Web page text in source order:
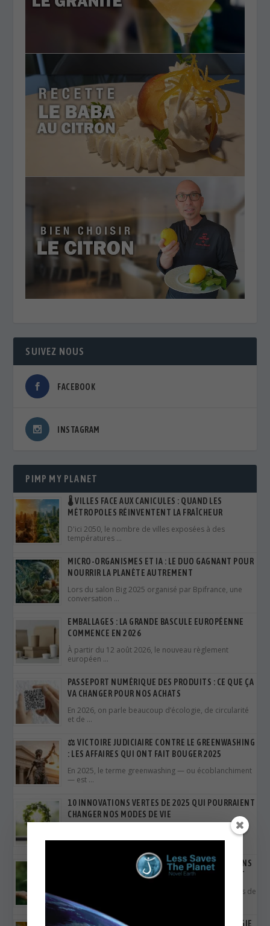
SUIVEZ NOUS
FACEBOOK
INSTAGRAM
PIMP MY PLANET
🌡️ VILLES FACE AUX CANICULES : QUAND LES
MÉTROPOLES RÉINVENTENT LA FRAÎCHEUR
D'ici 2050, le nombre de villes exposées à des
températures …
MICRO-ORGANISMES ET IA : LE DUO GAGNANT POUR
NOURRIR LA PLANÈTE AUTREMENT
Lors du salon Big 2025 organisé par Bpifrance, une
conversation …
EMBALLAGES : LA GRANDE BASCULE EUROPÉENNE
COMMENCE EN 2026
À partir du 12 août 2026, le nouveau règlement
européen …
PASSEPORT NUMÉRIQUE DES PRODUITS : CE QUE ÇA
VA CHANGER POUR NOS ACHATS
En 2026, on parle beaucoup d’écologie, de circularité
et de …
⚖️ VICTOIRE JUDICIAIRE CONTRE LE GREENWASHING
: LES AFFAIRES QUI ONT FAIT BOUGER 2025
En 2025, le terme greenwashing — ou écoblanchiment
— est …
10 INNOVATIONS VERTES DE 2025 QUI POURRAIENT
CHANGER NOS MODES DE VIE
innovations durables à …
QUAND L’ÉNERGIE RENOUVELABLE DEVIENT MOINS
CHÈRE QUE LE FOSSILE : LE GRAND BASCULEMENT
L’année 2025 marque un tournant décisif : dans plus de
…
MATÉRIAUX BIOSOURCÉS : COMMENT LA STRATÉGIE